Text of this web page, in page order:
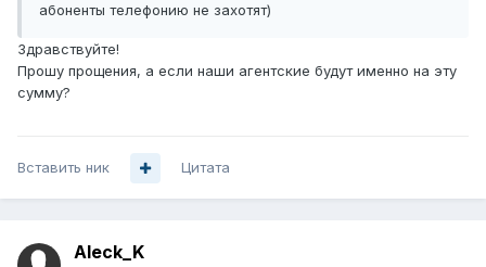
абоненты телефонию не захотят)
Здравствуйте!
Прошу прощения, а если наши агентские будут именно на эту
сумму?
Вставить ник Цитата
Aleck_K